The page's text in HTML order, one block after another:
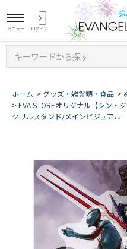
キーワードから探す
ホーム > グッズ・雑貨類・食品 >
> EVA STOREオリジナル【シン・
クリルスタンド/メインビジュアル